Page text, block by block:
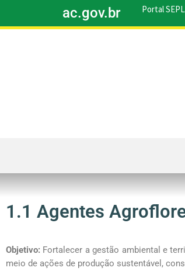
ac.gov.br Portal
1.1 Agentes
Objetivo: Fortalecer a gestão ambiental e
meio de ações de produção sustentável,